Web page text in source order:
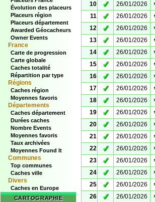
Évolution des placeurs
Placeurs région
Placeurs département
Awarded Géocacheurs
Owner Events
France
Carte de progression
Carte globale
Caches totalité
Répartition par type
Régions
Caches région
Moyennes favoris
Départements
Caches département
Durées caches
Nombre Events
Moyennes favoris
Taux archivées
Moyennes Found It
Communes
Top communes
Caches ville
Divers
Caches en Europe
CARTOGRAPHIE
10
✓ 26/01/2026
11
✓ 26/01/2026
12
✓ 26/01/2026
13
✓ 26/01/2026
14
✓ 26/01/2026
15
✓ 26/01/2026
16
✓ 26/01/2026
17
✓ 26/01/2026
18
✓ 26/01/2026
19
✓ 26/01/2026
20
✓ 26/01/2026
21
✓ 26/01/2026
22
✓ 26/01/2026
23
✓ 26/01/2026
24
✓ 26/01/2026
25
✓ 26/01/2026
26
✓ 26/01/2026